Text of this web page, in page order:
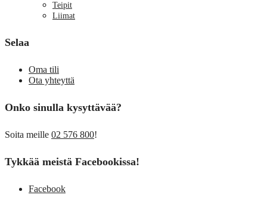
Teipit
Liimat
Selaa
Oma tili
Ota yhteyttä
Onko sinulla kysyttävää?
Soita meille 02 576 800!
Tykkää meistä Facebookissa!
Facebook